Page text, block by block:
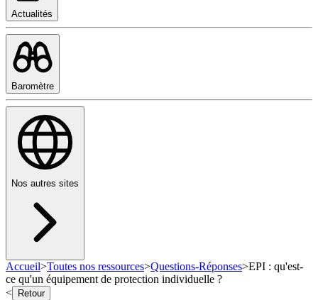
Actualités
Baromètre
Nos autres sites
Accueil>Toutes nos ressources>Questions-Réponses>EPI : qu'est-
ce qu'un équipement de protection individuelle ?
<
Retour